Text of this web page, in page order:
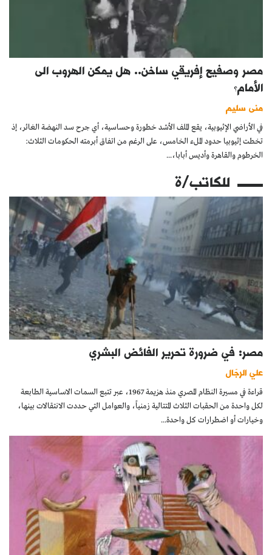
مصر وصفيح إفريقي ساخن.. هل يمكن الهروب الى
الأمام؟
منى سليم
في الأراضي الإثيوبية، يقع الملف الأشد خطورة وحساسية، أي جرح سد النهضة الغائر، إذ
تخطت إثيوبيا حدود الملء الخامس، على الرغم من اتفاق أبرمته الحكومات الثلاث:
الخرطوم والقاهرة وأديس أبابا،...
للكاتب/ة
مصر: في ضرورة تحرير الفائض البشري
علي الرجّال
قراءة في مسيرة النظام المصري منذ هزيمة 1967، عبر تتبع السمات الاساسية الطابعة
لكل واحدة من الحقبات الثلاث المتتالية زمنياً، والعوامل التي حددت الانتقالات بينها،
وخيارات أو اضطرارات كل واحدة...